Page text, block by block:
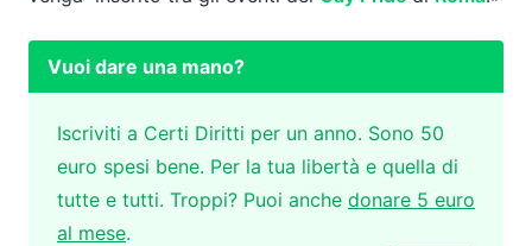
Vuoi dare una mano?
Iscriviti a Certi Diritti per un anno. Sono 50
euro spesi bene. Per la tua libertà e quella di
tutte e tutti. Troppi? Puoi anche donare 5 euro
al mese.